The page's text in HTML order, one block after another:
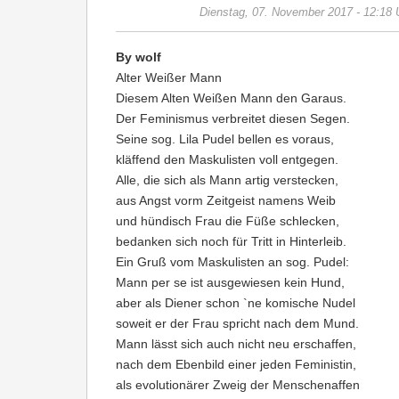
Dienstag, 07. November 2017 - 12:18
By wolf
Alter Weißer Mann
Diesem Alten Weißen Mann den Garaus.
Der Feminismus verbreitet diesen Segen.
Seine sog. Lila Pudel bellen es voraus,
kläffend den Maskulisten voll entgegen.
Alle, die sich als Mann artig verstecken,
aus Angst vorm Zeitgeist namens Weib
und hündisch Frau die Füße schlecken,
bedanken sich noch für Tritt in Hinterleib.
Ein Gruß vom Maskulisten an sog. Pudel:
Mann per se ist ausgewiesen kein Hund,
aber als Diener schon `ne komische Nudel
soweit er der Frau spricht nach dem Mund.
Mann lässt sich auch nicht neu erschaffen,
nach dem Ebenbild einer jeden Feministin,
als evolutionärer Zweig der Menschenaffen